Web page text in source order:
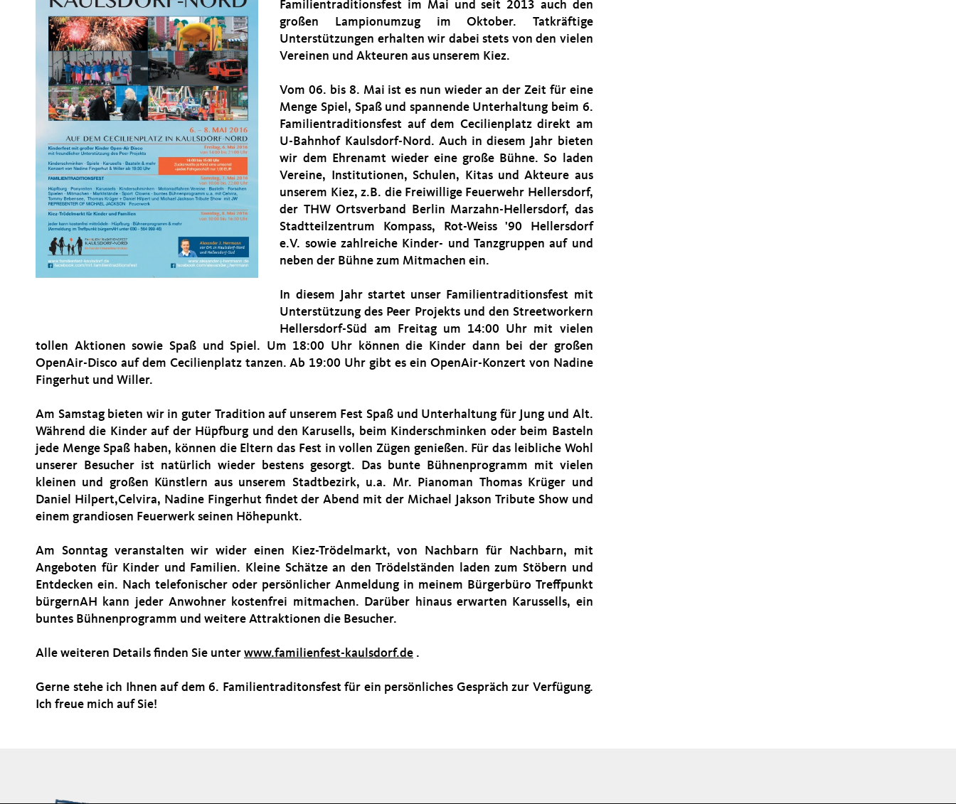
Familientraditionsfest im Mai und seit 2013 auch den
großen Lampionumzug im Oktober. Tatkräftige
Unterstützungen erhalten wir dabei stets von den vielen
Vereinen und Akteuren aus unserem Kiez.
Vom 06. bis 8. Mai ist es nun wieder an der Zeit für eine
Menge Spiel, Spaß und spannende Unterhaltung beim 6.
Familientraditionsfest auf dem Cecilienplatz direkt am
U-Bahnhof Kaulsdorf-Nord. Auch in diesem Jahr bieten
wir dem Ehrenamt wieder eine große Bühne. So laden
Vereine, Institutionen, Schulen, Kitas und Akteure aus
unserem Kiez, z.B. die Freiwillige Feuerwehr Hellersdorf,
der THW Ortsverband Berlin Marzahn-Hellersdorf, das
Stadtteilzentrum Kompass, Rot-Weiss '90 Hellersdorf
e.V. sowie zahlreiche Kinder- und Tanzgruppen auf und
neben der Bühne zum Mitmachen ein.
In diesem Jahr startet unser Familientraditionsfest mit
Unterstützung des Peer Projekts und den Streetworkern
Hellersdorf-Süd am Freitag um 14:00 Uhr mit vielen
tollen Aktionen sowie Spaß und Spiel. Um 18:00 Uhr können die Kinder dann bei der großen
OpenAir-Disco auf dem Cecilienplatz tanzen. Ab 19:00 Uhr gibt es ein OpenAir-Konzert von Nadine
Fingerhut und Willer.
Am Samstag bieten wir in guter Tradition auf unserem Fest Spaß und Unterhaltung für Jung und Alt.
Während die Kinder auf der Hüpfburg und den Karusells, beim Kinderschminken oder beim Basteln
jede Menge Spaß haben, können die Eltern das Fest in vollen Zügen genießen. Für das leibliche Wohl
unserer Besucher ist natürlich wieder bestens gesorgt. Das bunte Bühnenprogramm mit vielen
kleinen und großen Künstlern aus unserem Stadtbezirk, u.a. Mr. Pianoman Thomas Krüger und
Daniel Hilpert,Celvira, Nadine Fingerhut findet der Abend mit der Michael Jakson Tribute Show und
einem grandiosen Feuerwerk seinen Höhepunkt.
Am Sonntag veranstalten wir wider einen Kiez-Trödelmarkt, von Nachbarn für Nachbarn, mit
Angeboten für Kinder und Familien. Kleine Schätze an den Trödelständen laden zum Stöbern und
Entdecken ein. Nach telefonischer oder persönlicher Anmeldung in meinem Bürgerbüro Treffpunkt
bürgernAH kann jeder Anwohner kostenfrei mitmachen. Darüber hinaus erwarten Karussells, ein
buntes Bühnenprogramm und weitere Attraktionen die Besucher.
Alle weiteren Details finden Sie unter www.familienfest-kaulsdorf.de .
Gerne stehe ich Ihnen auf dem 6. Familientraditonsfest für ein persönliches Gespräch zur Verfügung.
Ich freue mich auf Sie!